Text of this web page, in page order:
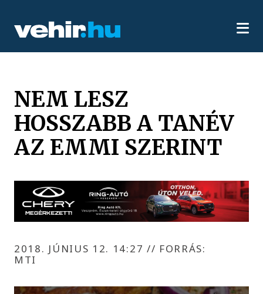
NEM LESZ
HOSSZABB A TANÉV
AZ EMMI SZERINT
2018. JÚNIUS 12. 14:27 // FORRÁS:
MTI